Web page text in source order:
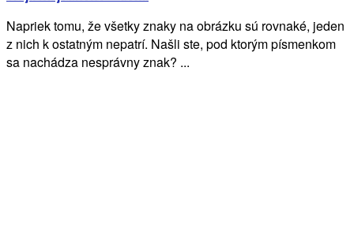
Napriek tomu, že všetky znaky na obrázku sú rovnaké, jeden
z nich k ostatným nepatrí. Našli ste, pod ktorým písmenkom
sa nachádza nesprávny znak? ...